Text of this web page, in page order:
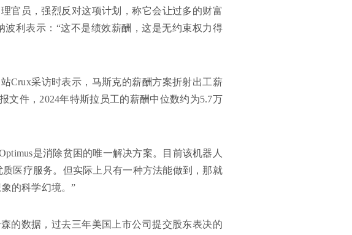
官员，强烈反对这项计划，称它会让过多的财富
利表示：“这不是绩效薪酬，这是无约束权力得
Crux采访时表示，马斯克的薪酬方案折射出工薪
文件，2024年特斯拉员工的薪酬中位数约为5.7万
是消除贫困的唯一解决方案。目前该机器人
医疗服务。但实际上只有一种方法能做到，那就
的科学幻境。”
的数据，过去三年美国上市公司提交股东表决的